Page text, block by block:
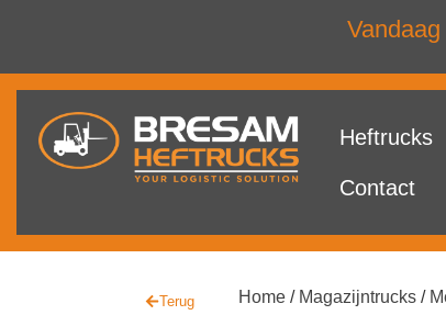
Heftrucks
Contact
Terug Home / Magazijntrucks /